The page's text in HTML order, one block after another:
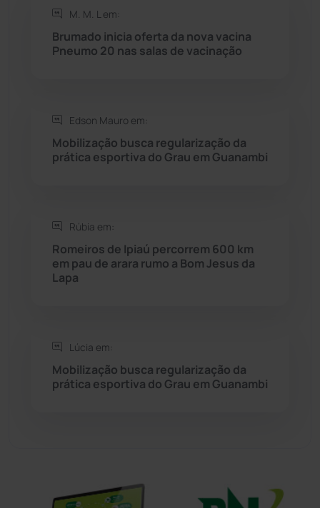
Rio do Pires
Sebastião Laranjeiras
Sudoeste Baiano
Tanhaçu (426)
Tecnologia
Urandi (157)
M. M. L em:
Brumado inicia oferta da nova vacina
Pneumo 20 nas salas de vacinação
Edson Mauro em:
Mobilização busca regularização da
prática esportiva do Grau em Guanambi
Rúbia em:
Romeiros de Ipiaú percorrem 600 km
em pau de arara rumo a Bom Jesus da
Lapa
Lúcia em:
Mobilização busca regularização da
prática esportiva do Grau em Guanambi